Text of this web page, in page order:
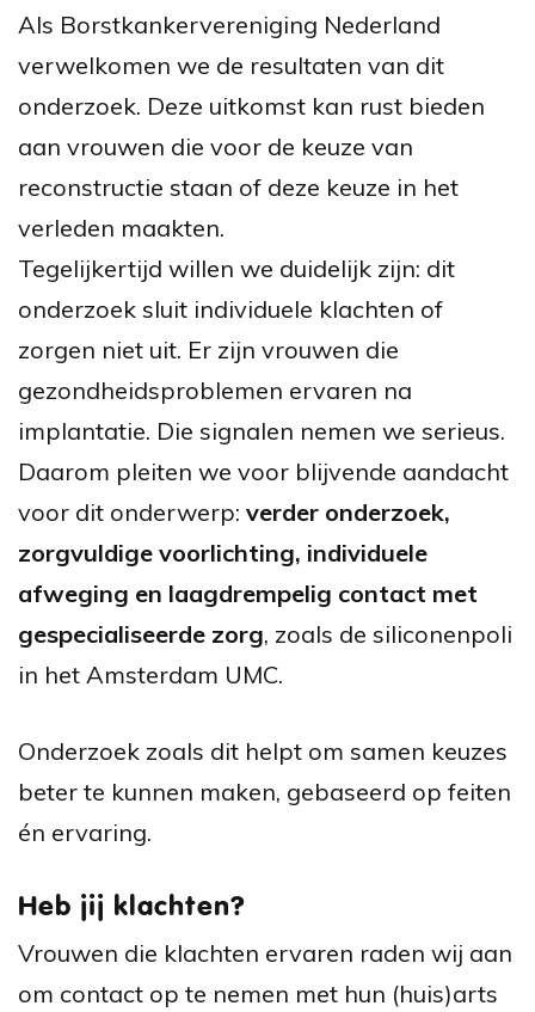
Als Borstkankervereniging Nederland
verwelkomen we de resultaten van dit
onderzoek. Deze uitkomst kan rust bieden
aan vrouwen die voor de keuze van
reconstructie staan of deze keuze in het
verleden maakten.
Tegelijkertijd willen we duidelijk zijn: dit
onderzoek sluit individuele klachten of
zorgen niet uit. Er zijn vrouwen die
gezondheidsproblemen ervaren na
implantatie. Die signalen nemen we serieus.
Daarom pleiten we voor blijvende aandacht
voor dit onderwerp: verder onderzoek,
zorgvuldige voorlichting, individuele
afweging en laagdrempelig contact met
gespecialiseerde zorg, zoals de siliconenpoli
in het Amsterdam UMC.
Onderzoek zoals dit helpt om samen keuzes
beter te kunnen maken, gebaseerd op feiten
én ervaring.
Heb jij klachten?
Vrouwen die klachten ervaren raden wij aan
om contact op te nemen met hun (huis)arts